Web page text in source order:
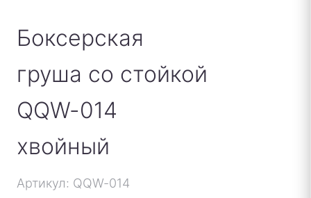
Боксерская
груша со стойкой
QQW-014
хвойный
Артикул: QQW-014